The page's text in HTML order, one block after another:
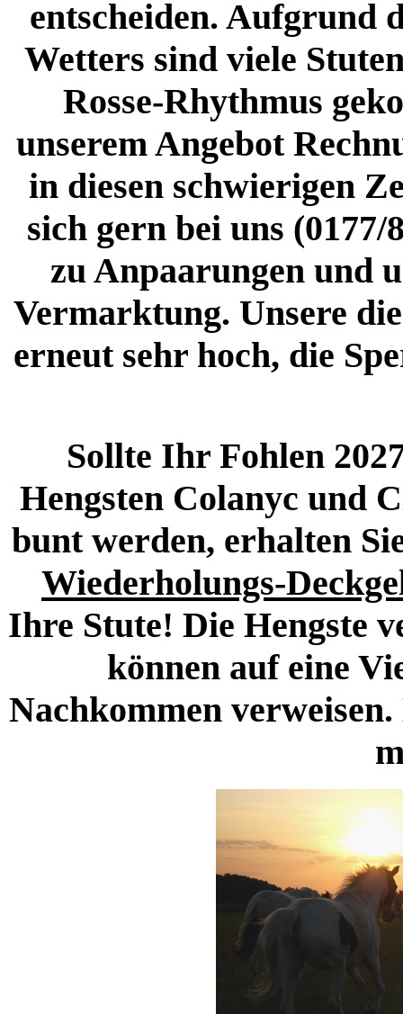
entscheiden. Aufgrund
Wetters sind viele
Rosse-Rhythmus
unserem Angebot
in diesen schwierigen
sich gern bei uns
zu Anpaarungen und
Vermarktung. Unsere
erneut sehr hoch, die
Sollte Ihr Fohlen
Hengsten Colanyc und
bunt werden, erhalten
Wiederholungs-
Ihre Stute! Die Hengste
können auf eine
Nachkommen